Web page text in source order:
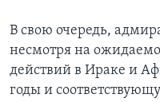
В свою очередь,
несмотря на
действий в Ираке и
годы и